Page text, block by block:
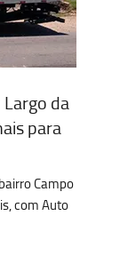
da
para
Campo
com Auto